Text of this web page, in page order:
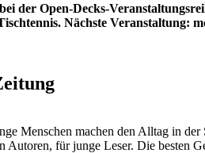
der Open-Decks-
Nächste Veranstaltung:
Menschen machen den Alltag in
Autoren, für junge Leser. Die besten